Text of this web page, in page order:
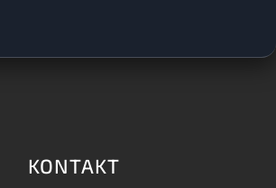
KONTAKT